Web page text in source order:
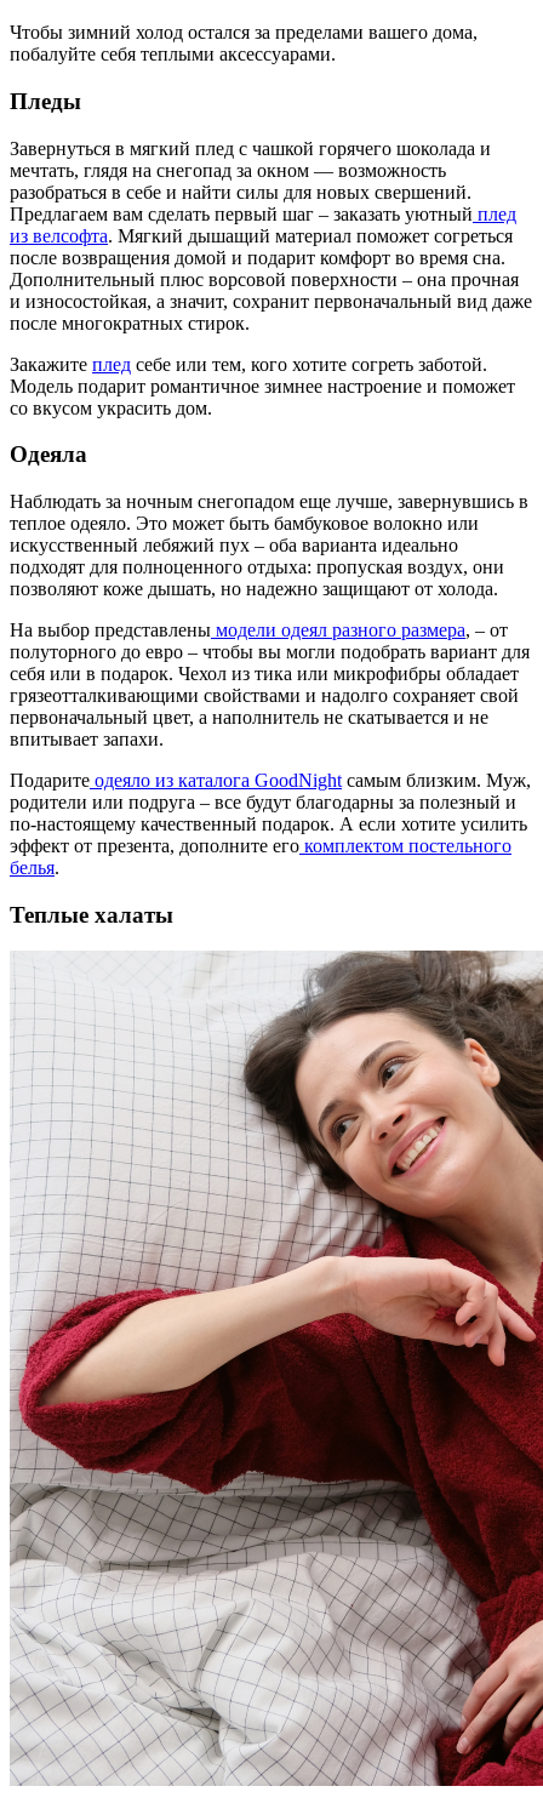
Чтобы зимний холод остался за пределами вашего дома,
побалуйте себя теплыми аксессуарами.
Пледы
Завернуться в мягкий плед с чашкой горячего шоколада и
мечтать, глядя на снегопад за окном — возможность
разобраться в себе и найти силы для новых свершений.
Предлагаем вам сделать первый шаг – заказать уютный плед
из велсофта. Мягкий дышащий материал поможет согреться
после возвращения домой и подарит комфорт во время сна.
Дополнительный плюс ворсовой поверхности – она прочная
и износостойкая, а значит, сохранит первоначальный вид даже
после многократных стирок.
Закажите плед себе или тем, кого хотите согреть заботой.
Модель подарит романтичное зимнее настроение и поможет
со вкусом украсить дом.
Одеяла
Наблюдать за ночным снегопадом еще лучше, завернувшись в
теплое одеяло. Это может быть бамбуковое волокно или
искусственный лебяжий пух – оба варианта идеально
подходят для полноценного отдыха: пропуская воздух, они
позволяют коже дышать, но надежно защищают от холода.
На выбор представлены модели одеял разного размера, – от
полуторного до евро – чтобы вы могли подобрать вариант для
себя или в подарок. Чехол из тика или микрофибры обладает
грязеотталкивающими свойствами и надолго сохраняет свой
первоначальный цвет, а наполнитель не скатывается и не
впитывает запахи.
Подарите одеяло из каталога GoodNight самым близким. Муж,
родители или подруга – все будут благодарны за полезный и
по-настоящему качественный подарок. А если хотите усилить
эффект от презента, дополните его комплектом постельного
белья.
Теплые халаты